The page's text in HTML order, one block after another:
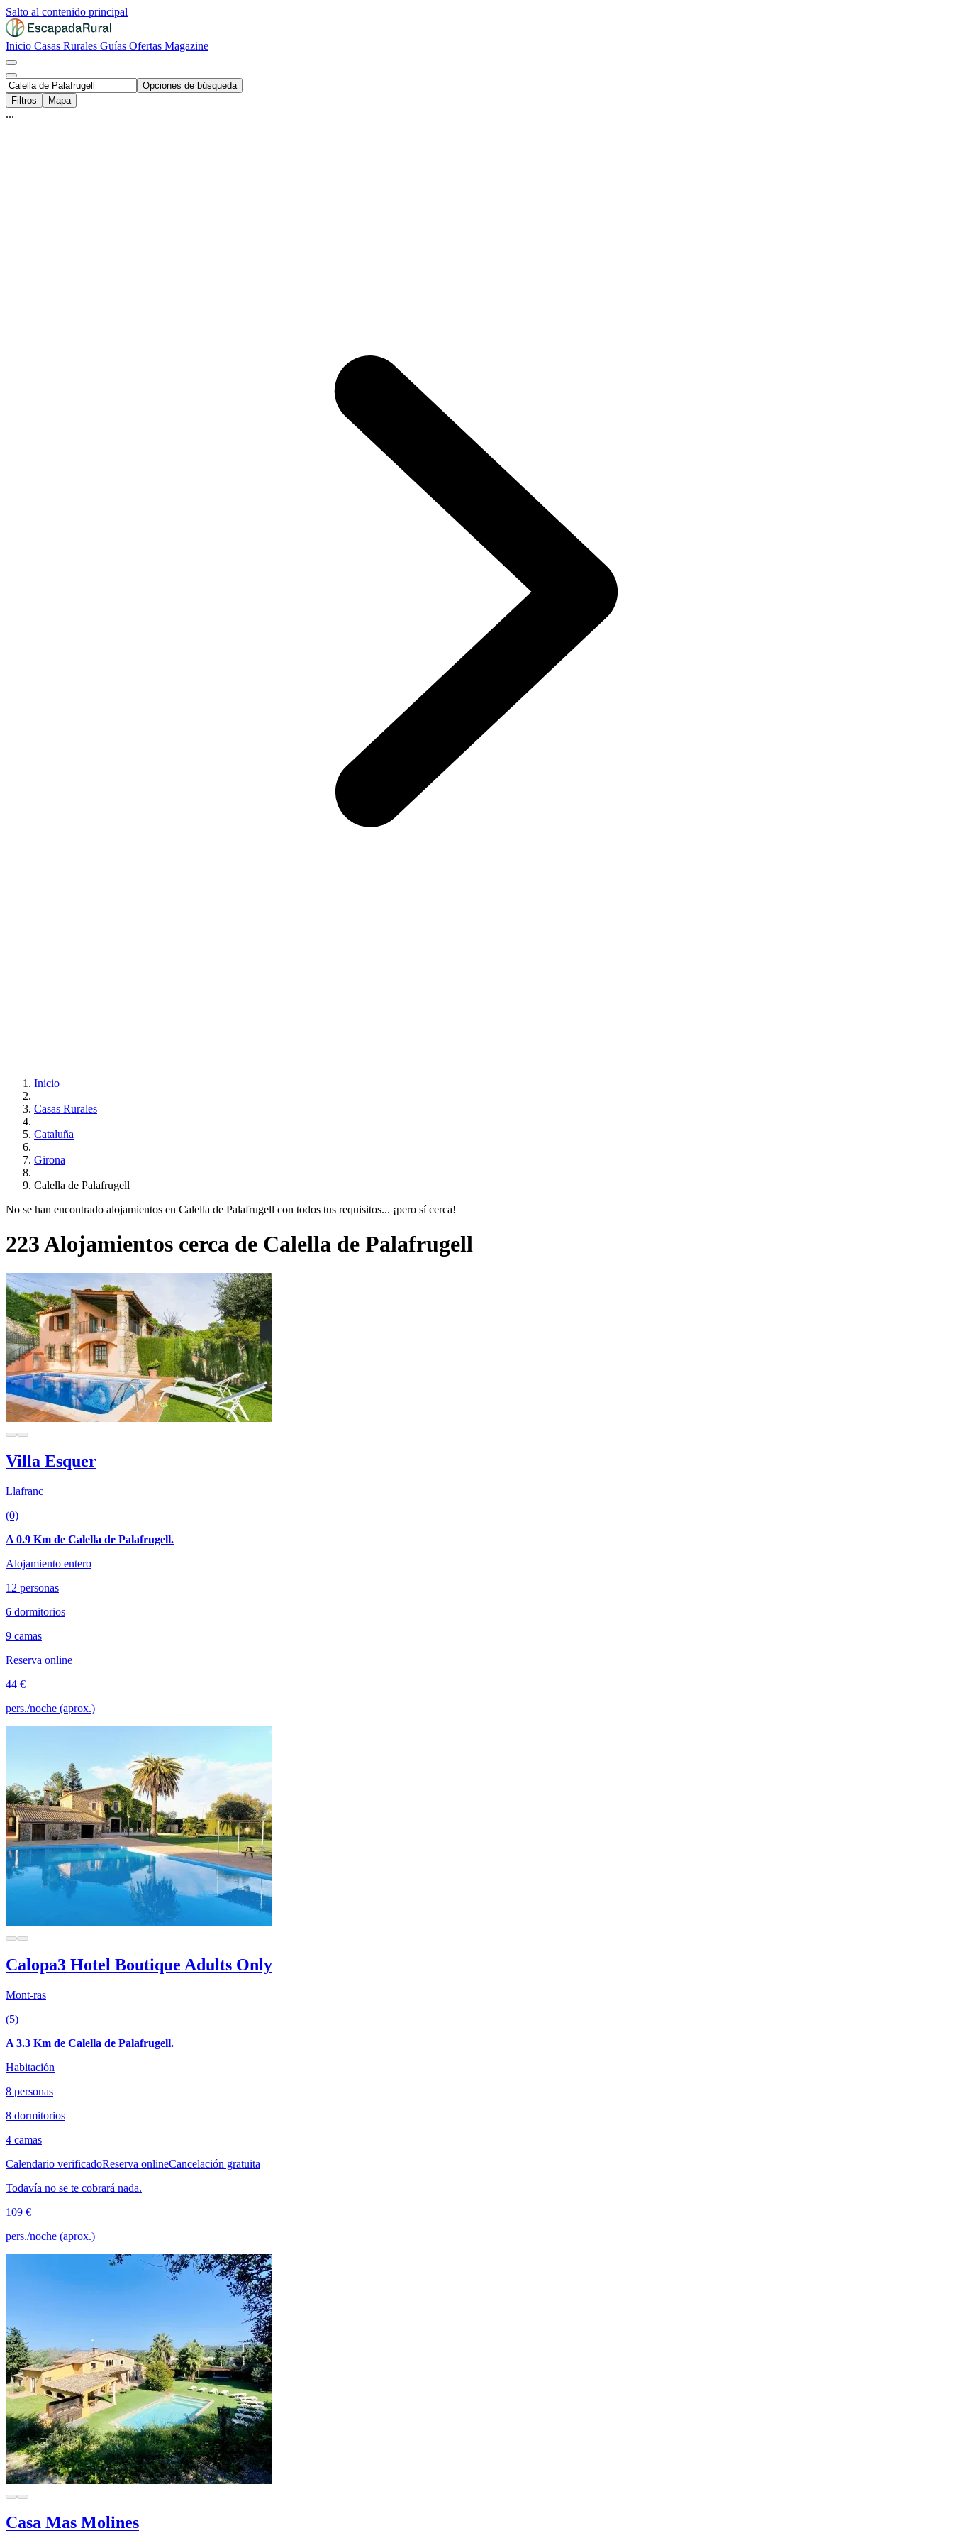
Salto al contenido principal
Inicio Casas Rurales Guías Ofertas Magazine
Opciones de búsqueda
Filtros
Mapa
...
Inicio
Casas Rurales
Cataluña
Girona
Calella de Palafrugell
No se han encontrado alojamientos en Calella de Palafrugell con todos tus requisitos... ¡pero sí cerca!
223 Alojamientos cerca de Calella de Palafrugell
Villa Esquer
Llafranc
(0)
A 0.9 Km de Calella de Palafrugell.
Alojamiento entero
12 personas
6 dormitorios
9 camas
Reserva online
44 €
pers./noche (aprox.)
Calopa3 Hotel Boutique Adults Only
Mont-ras
(5)
A 3.3 Km de Calella de Palafrugell.
Habitación
8 personas
8 dormitorios
4 camas
Calendario verificadoReserva onlineCancelación gratuita
Todavía no se te cobrará nada.
109 €
pers./noche (aprox.)
Casa Mas Molines